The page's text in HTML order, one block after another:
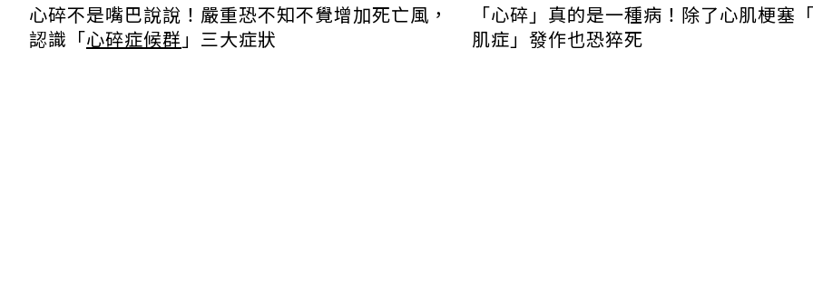
心碎不是嘴巴說說！嚴重恐不知不覺增加死亡風，
認識「心碎症候群 」三大症狀
「心碎」真的是一種病！除了心肌梗塞
肌症」發作也恐猝死